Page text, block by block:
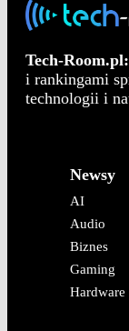
Tech-Room.pl:
i rankingami
technologii i
Newsy
AI
Audio
Biznes
Gaming
Hardware